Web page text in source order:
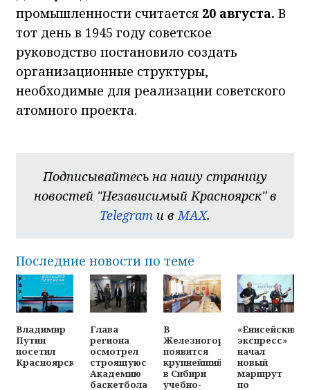
промышленности считается 20 августа. В
тот день в 1945 году советское
руководство постановило создать
организационные структуры,
необходимые для реализации советского
атомного проекта.
Подписывайтесь на нашу страницу
новостей "Независимый Красноярск" в
Telegram и вMAX.
Последние новости по теме
Владимир
Путин
посетил
Красноярск
Глава
региона
осмотрел
строящуюся
Академию
баскетбола
В
Железногорске
появится
крупнейший
в Сибири
учебно-
«Енисейский
экспресс»
начал
новый
маршрут
по